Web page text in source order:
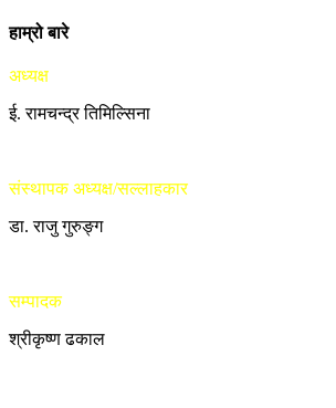
हाम्रो बारे
अध्यक्ष
ई. रामचन्द्र तिमिल्सिना
संस्थापक अध्यक्ष/सल्लाहकार
डा. राजु गुरुङ्ग
सम्पादक
श्रीकृष्ण ढकाल